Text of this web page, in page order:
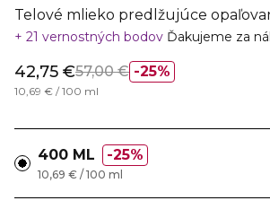
Telové mlieko predlžujúce
21 vernostných bodov Ďakujeme za
25%
42,75 €57,00 €
10,69 € / 100 ml
400 ML 25%
10,69 € / 100 ml